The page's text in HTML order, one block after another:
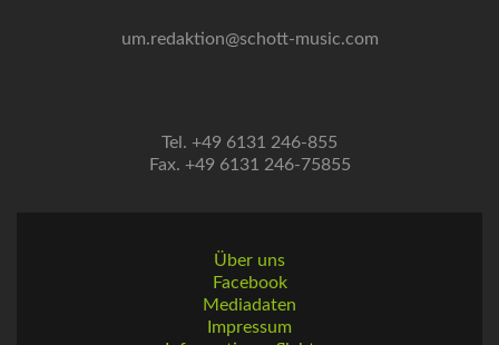
um.redaktion@schott-music.com
Tel. +49 6131 246-855
Fax. +49 6131 246-75855
Über uns
Facebook
Mediadaten
Impressum